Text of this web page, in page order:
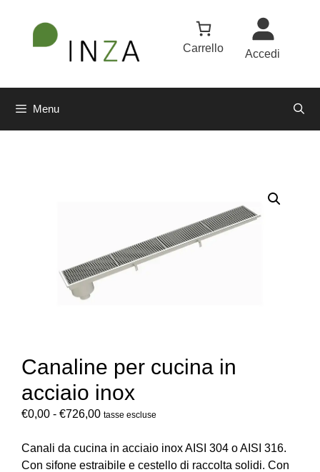
Carrello Accedi
Menu
Canaline per cucina in
acciaio inox
€0,00 - €726,00 tasse escluse
Canali da cucina in acciaio inox AISI 304 o AISI 316.
Con sifone estraibile e cestello di raccolta solidi. Con